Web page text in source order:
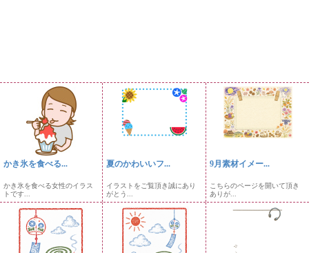
かき氷を食べる...
かき氷を食べる女性のイラス
トです...
夏のかわいいフ...
イラストをご覧頂き誠にあり
がとう...
9月素材イメー...
こちらのページを開いて頂き
ありが...